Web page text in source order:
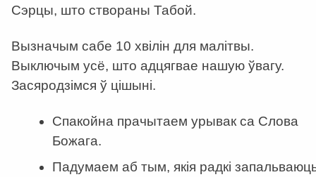
Сэрцы, што створаны Табой.
Вызначым сабе 10 хвілін для малітвы.
Выключым усё, што адцягвае нашую ўвагу.
Засяродзімся ў цішыні.
Спакойна прачытаем урывак са Слова
Божага.
Падумаем аб тым, якія радкі